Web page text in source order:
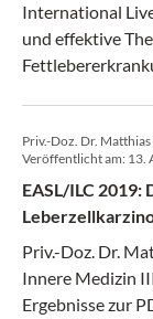
International
und effektive
Priv.-Doz. Dr.
Veröffentlicht am: 13.
EASL/ILC
Priv.-Doz. Dr.
Innere Medizin
Ergebnisse zur